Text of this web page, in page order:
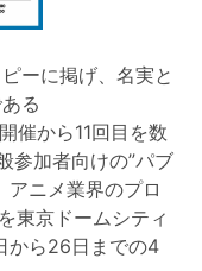
ーに掲げ、名実と
る
催から11回目を数
参加者向けの”パブ
アニメ業界のプロ
東京ドームシティ
から26日までの4